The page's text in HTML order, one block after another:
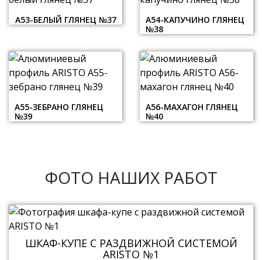
А53-БЕЛЫЙ ГЛЯНЕЦ №37
А54-КАПУЧИНО ГЛЯНЕЦ
№38
А55-ЗЕБРАНО ГЛЯНЕЦ
№39
А56-МАХАГОН ГЛЯНЕЦ
№40
ФОТО НАШИХ РАБОТ
ШКАФ-КУПЕ С РАЗДВИЖНОЙ СИСТЕМОЙ
ARISTO №1